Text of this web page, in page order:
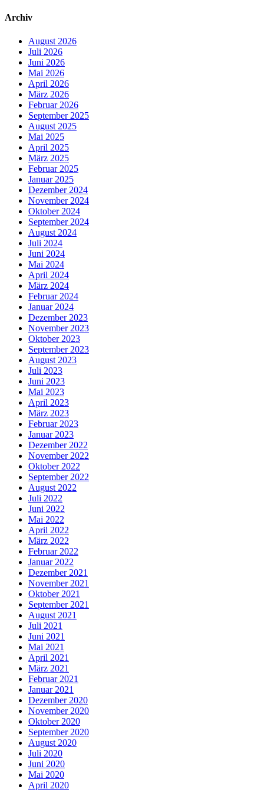
Archiv
August 2026
Juli 2026
Juni 2026
Mai 2026
April 2026
März 2026
Februar 2026
September 2025
August 2025
Mai 2025
April 2025
März 2025
Februar 2025
Januar 2025
Dezember 2024
November 2024
Oktober 2024
September 2024
August 2024
Juli 2024
Juni 2024
Mai 2024
April 2024
März 2024
Februar 2024
Januar 2024
Dezember 2023
November 2023
Oktober 2023
September 2023
August 2023
Juli 2023
Juni 2023
Mai 2023
April 2023
März 2023
Februar 2023
Januar 2023
Dezember 2022
November 2022
Oktober 2022
September 2022
August 2022
Juli 2022
Juni 2022
Mai 2022
April 2022
März 2022
Februar 2022
Januar 2022
Dezember 2021
November 2021
Oktober 2021
September 2021
August 2021
Juli 2021
Juni 2021
Mai 2021
April 2021
März 2021
Februar 2021
Januar 2021
Dezember 2020
November 2020
Oktober 2020
September 2020
August 2020
Juli 2020
Juni 2020
Mai 2020
April 2020